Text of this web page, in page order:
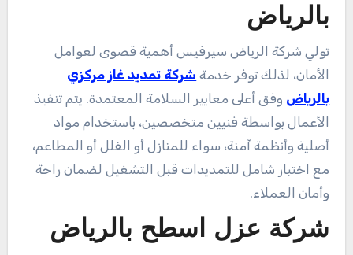
بالرياض
تولي شركة الرياض سيرفيس أهمية قصوى لعوامل
الأمان، لذلك توفر خدمة شركة تمديد غاز مركزي
بالرياض وفق أعلى معايير السلامة المعتمدة. يتم تنفيذ
الأعمال بواسطة فنيين متخصصين، باستخدام مواد
أصلية وأنظمة آمنة، سواء للمنازل أو الفلل أو المطاعم،
مع اختبار شامل للتمديدات قبل التشغيل لضمان راحة
وأمان العملاء.
شركة عزل اسطح بالرياض